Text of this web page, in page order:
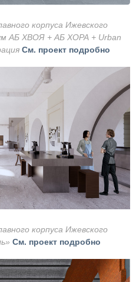
корпуса Ижевского
АБ ХВОЯ + АБ ХОРА + Urban
См. проект подробно
корпуса Ижевского
См. проект подробно